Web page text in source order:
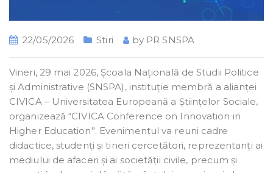
22/05/2026 Stiri by PR SNSPA
Vineri, 29 mai 2026, Școala Națională de Studii Politice
și Administrative (SNSPA), instituție membră a alianței
CIVICA – Universitatea Europeană a Științelor Sociale,
organizează “CIVICA Conference on Innovation in
Higher Education”. Evenimentul va reuni cadre
didactice, studenți și tineri cercetători, reprezentanți ai
mediului de afaceri și ai societății civile, precum și